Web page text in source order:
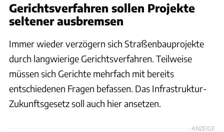
Gerichtsverfahren sollen Projekte
seltener ausbremsen
Immer wieder verzögern sich Straßenbauprojekte
durch langwierige Gerichtsverfahren. Teilweise
müssen sich Gerichte mehrfach mit bereits
entschiedenen Fragen befassen. Das Infrastruktur-
Zukunftsgesetz soll auch hier ansetzen.
ANZEIGE